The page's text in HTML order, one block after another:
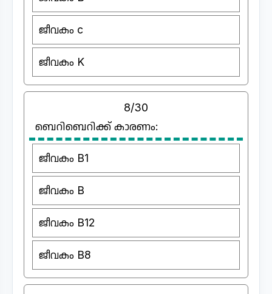
ജീവകം c
ജീവകം K
8/30
ബെറിബെറിക്ക് കാരണം:
ജീവകം B1
ജീവകം B
ജീവകം B12
ജീവകം B8